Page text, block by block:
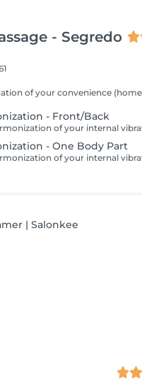
- Segredo
of your convenience
- Front/Back
of your internal
- One Body Part
of your internal